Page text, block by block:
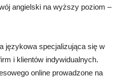
angielski na wyższy poziom –
językowa specjalizująca się w
i klientów indywidualnych.
online prowadzone na